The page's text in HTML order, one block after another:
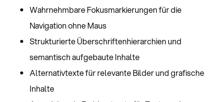
Wahrnehmbare Fokusmarkierungen für die
Navigation ohne Maus
Strukturierte Überschriftenhierarchien und
semantisch aufgebaute Inhalte
Alternativtexte für relevante Bilder und grafische
Inhalte